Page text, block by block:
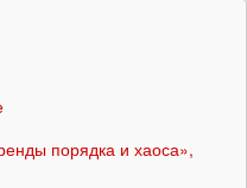
порядка и хаоса»,